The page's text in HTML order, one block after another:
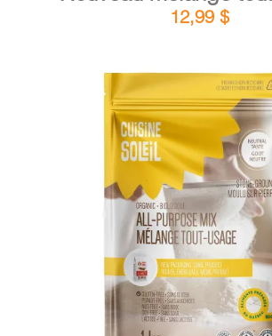
12,99 $
AJOUTER AU PANIER /